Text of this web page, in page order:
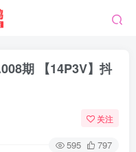
期 【14P3V】抖
关注
595 797